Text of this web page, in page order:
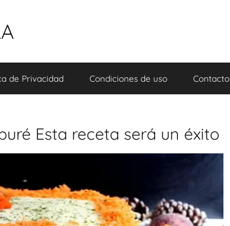
de Privacidad Condiciones de uso Contacto
Esta receta será un éxito